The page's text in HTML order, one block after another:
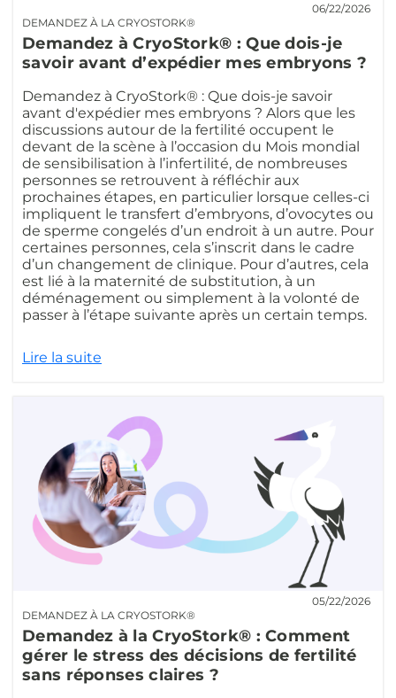
DEMANDEZ À LA CRYOSTORK®
06/22/2026
Demandez à CryoStork® : Que dois-je
savoir avant d’expédier mes embryons ?
Demandez à CryoStork® : Que dois-je savoir
avant d'expédier mes embryons ? Alors que les
discussions autour de la fertilité occupent le
devant de la scène à l’occasion du Mois mondial
de sensibilisation à l’infertilité, de nombreuses
personnes se retrouvent à réfléchir aux
prochaines étapes, en particulier lorsque celles-ci
impliquent le transfert d’embryons, d’ovocytes ou
de sperme congelés d’un endroit à un autre. Pour
certaines personnes, cela s’inscrit dans le cadre
d’un changement de clinique. Pour d’autres, cela
est lié à la maternité de substitution, à un
déménagement ou simplement à la volonté de
passer à l’étape suivante après un certain temps.
Lire la suite
DEMANDEZ À LA CRYOSTORK®
05/22/2026
Demandez à la CryoStork® : Comment
gérer le stress des décisions de fertilité
sans réponses claires ?